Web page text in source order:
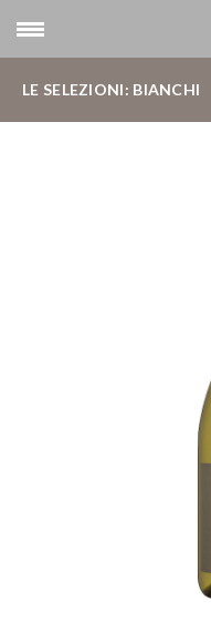
LE SELEZIONI: BIANCHI